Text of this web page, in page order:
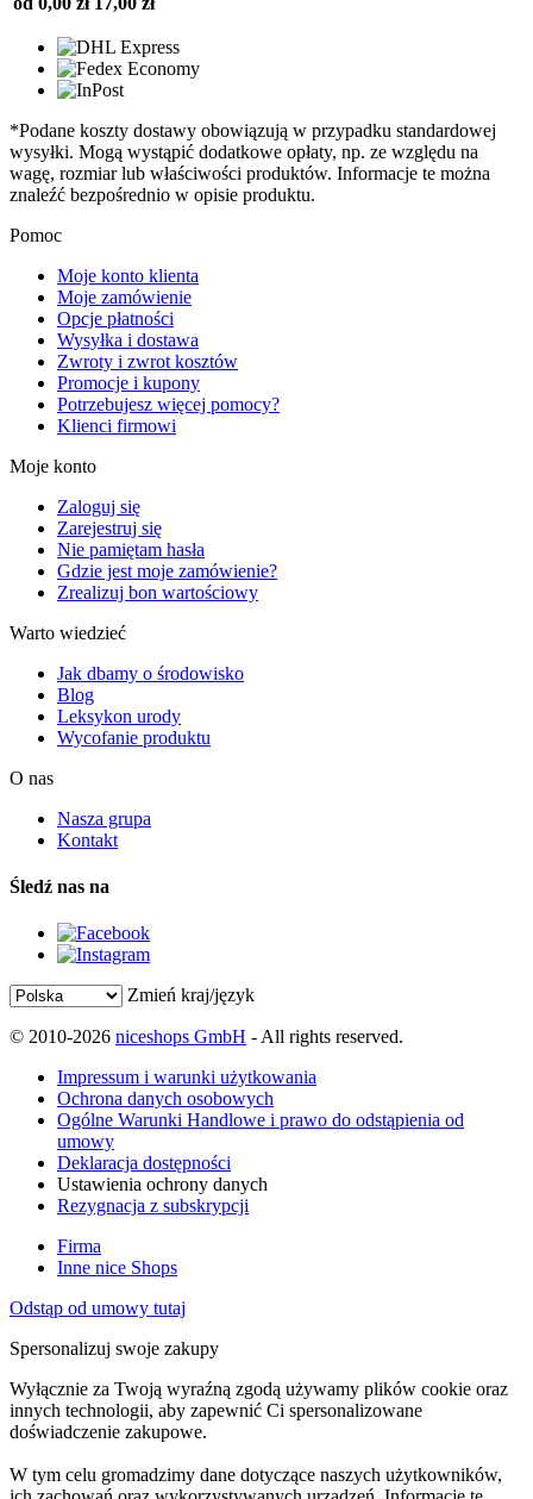
*Podane koszty dostawy obowiązują w przypadku standardowej
wysyłki. Mogą wystąpić dodatkowe opłaty, np. ze względu na
wagę, rozmiar lub właściwości produktów. Informacje te można
znaleźć bezpośrednio w opisie produktu.
Pomoc
Moje konto klienta
Moje zamówienie
Opcje płatności
Wysyłka i dostawa
Zwroty i zwrot kosztów
Promocje i kupony
Potrzebujesz więcej pomocy?
Klienci firmowi
Moje konto
Zaloguj się
Zarejestruj się
Nie pamiętam hasła
Gdzie jest moje zamówienie?
Zrealizuj bon wartościowy
Warto wiedzieć
Jak dbamy o środowisko
Blog
Leksykon urody
Wycofanie produktu
O nas
Nasza grupa
Kontakt
Śledź nas na
Zmień kraj/język
© 2010-2026 niceshops GmbH - All rights reserved.
Impressum i warunki użytkowania
Ochrona danych osobowych
Ogólne Warunki Handlowe i prawo do odstąpienia od
umowy
Deklaracja dostępności
Ustawienia ochrony danych
Rezygnacja z subskrypcji
Firma
Inne nice Shops
Odstąp od umowy tutaj
Spersonalizuj swoje zakupy
Wyłącznie za Twoją wyraźną zgodą używamy plików cookie oraz
innych technologii, aby zapewnić Ci spersonalizowane
doświadczenie zakupowe.
W tym celu gromadzimy dane dotyczące naszych użytkowników,